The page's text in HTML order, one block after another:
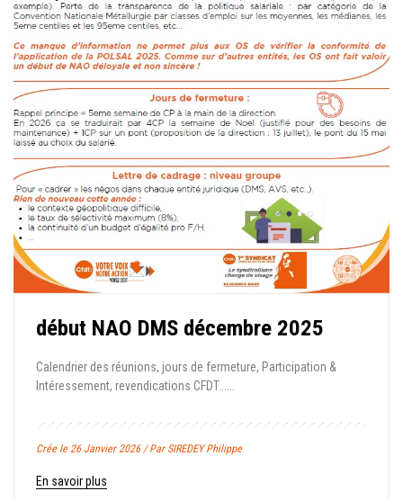
début NAO DMS décembre 2025
Calendrier des réunions, jours de fermeture, Participation &
Intéressement, revendications CFDT......
Crée le 26 Janvier 2026 / Par SIREDEY Philippe
En savoir plus